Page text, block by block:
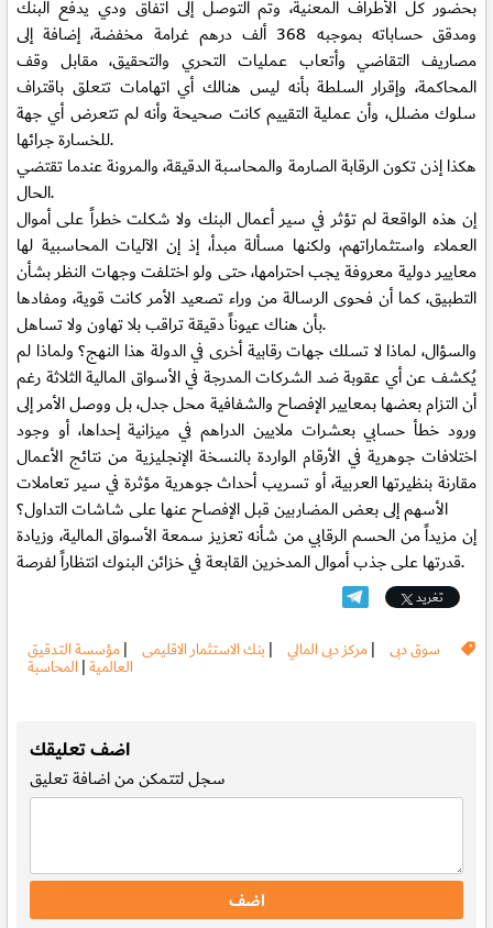
بحضور كل الأطراف المعنية، وتم التوصل إلى اتفاق ودي يدفع البنك
ومدقق حساباته بموجبه 368 ألف درهم غرامة مخفضة، إضافة إلى
مصاريف التقاضي وأتعاب عمليات التحري والتحقيق، مقابل وقف
المحاكمة، وإقرار السلطة بأنه ليس هنالك أي اتهامات تتعلق باقتراف
سلوك مضلل، وأن عملية التقييم كانت صحيحة وأنه لم تتعرض أي جهة
للخسارة جرائها.
هكذا إذن تكون الرقابة الصارمة والمحاسبة الدقيقة، والمرونة عندما تقتضي
الحال.
إن هذه الواقعة لم تؤثر في سير أعمال البنك ولا شكلت خطراً على أموال
العملاء واستثماراتهم، ولكنها مسألة مبدأ، إذ إن الآليات المحاسبية لها
معايير دولية معروفة يجب احترامها، حتى ولو اختلفت وجهات النظر بشأن
التطبيق، كما أن فحوى الرسالة من وراء تصعيد الأمر كانت قوية، ومفادها
بأن هناك عيوناً دقيقة تراقب بلا تهاون ولا تساهل.
والسؤال، لماذا لا تسلك جهات رقابية أخرى في الدولة هذا النهج؟ ولماذا لم
يُكشف عن أي عقوبة ضد الشركات المدرجة في الأسواق المالية الثلاثة رغم
أن التزام بعضها بمعايير الإفصاح والشفافية محل جدل، بل ووصل الأمر إلى
ورود خطأ حسابي بعشرات ملايين الدراهم في ميزانية إحداها، أو وجود
اختلافات جوهرية في الأرقام الواردة بالنسخة الإنجليزية من نتائج الأعمال
مقارنة بنظيرتها العربية، أو تسريب أحداث جوهرية مؤثرة في سير تعاملات
الأسهم إلى بعض المضاربين قبل الإفصاح عنها على شاشات التداول؟
إن مزيداً من الحسم الرقابي من شأنه تعزيز سمعة الأسواق المالية، وزيادة
قدرتها على جذب أموال المدخرين القابعة في خزائن البنوك انتظاراً لفرصة.
تغريد
سوق دبى |مركز دبى المالي | بنك الاستثمار الاقليمى |مؤسسة التدقيق
العالمية| المحاسبة
اضف تعليقك
سجللتتمكن من اضافة تعليق